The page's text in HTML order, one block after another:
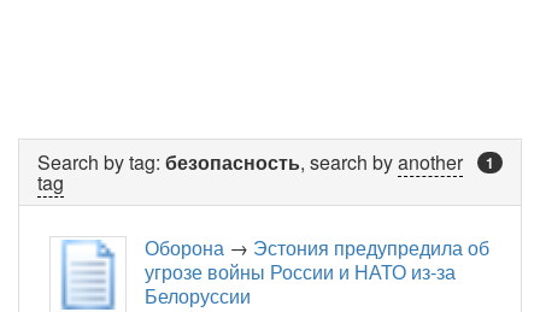
1
Search by tag: безопасность, search byanother
tag
Оборона → Эстония предупредила об
угрозе войны России и НАТО из-за
Белоруссии